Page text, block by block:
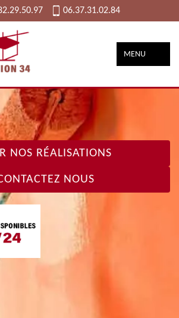
06.37.31.02.84
MENU
NOS RÉALISATIONS
NOUS